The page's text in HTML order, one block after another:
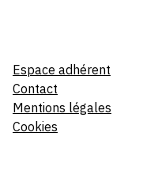
Espace adhérent
Contact
Mentions légales
Cookies